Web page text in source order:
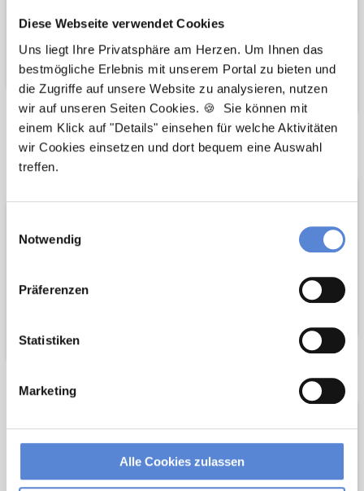
Diese Webseite verwendet Cookies
Uns liegt Ihre Privatsphäre am Herzen. Um Ihnen das
bestmögliche Erlebnis mit unserem Portal zu bieten und
die Zugriffe auf unsere Website zu analysieren, nutzen
wir auf unseren Seiten Cookies. 🍪 Sie können mit
einem Klick auf "Details" einsehen für welche Aktivitäten
wir Cookies einsetzen und dort bequem eine Auswahl
treffen.
Notwendig
Präferenzen
Statistiken
Marketing
Alle Cookies zulassen
Wir pflanzen
Wir fördern